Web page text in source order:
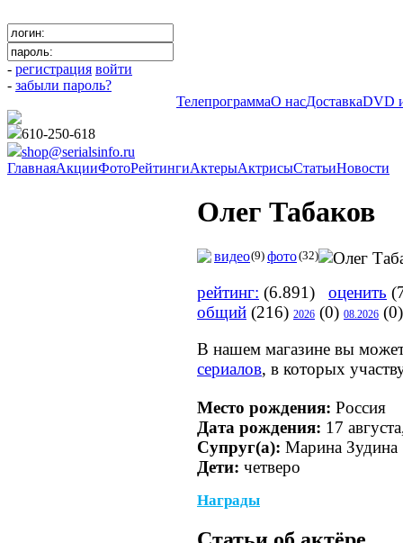
- регистрация войти
- забыли пароль?
ТелепрограммаО насДоставкаDVD
610-250-618
shop@serialsinfo.ru
ГлавнаяАкцииФотоРейтингиАктерыАктрисыСтатьиНовости
Олег Табаков
видео(9) фото(32)
рейтинг: (6.891) оценить
общий (216) 2026 (0) 08.2026 (0)
В нашем магазине вы
сериалов, в которых
Место рождения: Россия
Дата рождения: 17
Супруг(а): Марина Зудина
Дети: четверо
Награды